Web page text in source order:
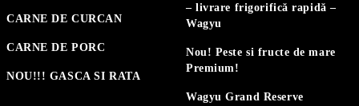
CARNE DE CURCAN
CARNE DE PORC
NOU!!! GASCA SI RATA
– livrare frigorifică rapidă –
Wagyu
Nou! Peste si fructe de mare
Premium!
Wagyu Grand Reserve